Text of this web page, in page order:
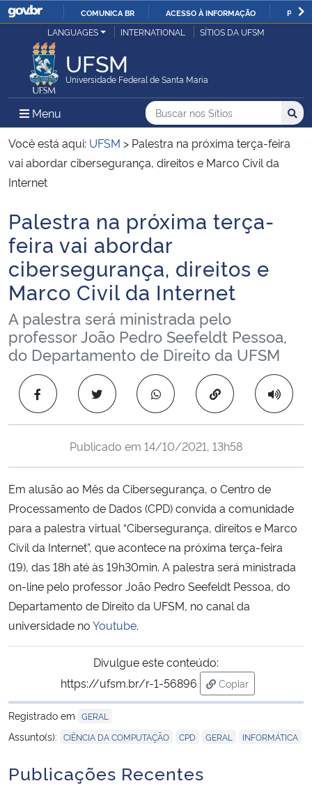
IR
COMUNICA BR ACESSO À INFORMAÇÃO
Ministério da Justiça e Segurança Pública
Ministério da Defesa
Ministério das Relações Exteriores
Ministério da Economia
Ministério da Infraestrutura
Ministério da Agricultura, Pecuária e Abastecimento
Ministério da Educação
Ministério da Cidadania
Ministério da Saúde
Ministério de Minas e Energia
Ministério do Meio Ambiente
Ministério do Turismo
Ministério do Desenvolvimento Regional
Controladoria-Geral da União
Ministério da Mulher, da Família e dos Direitos Humanos
Secretaria de Governo
Gabinete de Segurança Institucional
Advocacia-Geral da União
LANGUAGES INTERNATIONAL SÍTIOS DA UFSM
UFSM
Universidade Federal de Santa Maria
Menu Menu Principal do Sítio
Busca
Buscar no nos Sítios
Busca:
Você está aqui: UFSM > Palestra na próxima terça-feira
vai abordar cibersegurança, direitos e Marco Civil da
Internet
Início do conteúdo
Palestra na próxima terça-
feira vai abordar
cibersegurança, direitos e
Marco Civil da Internet
A palestra será ministrada pelo
professor João Pedro Seefeldt Pessoa,
do Departamento de Direito da UFSM
Copiar para área
Publicado em 14/10/2021, 13h58
Em alusão ao Mês da Cibersegurança, o Centro de
Processamento de Dados (CPD) convida a comunidade
para a palestra virtual “Cibersegurança, direitos e Marco
Civil da Internet”, que acontece na próxima terça-feira
(19), das 18h até às 19h30min. A palestra será ministrada
on-line pelo professor João Pedro Seefeldt Pessoa, do
Departamento de Direito da UFSM, no canal da
universidade noYoutube.
Divulgue este conteúdo:
https://ufsm.br/r-1-56896
Copiar
para área de
Registrado em GERAL
Assunto(s): CIÊNCIA DA COMPUTAÇÃO CPD GERAL INFORMÁTICA
Publicações Recentes